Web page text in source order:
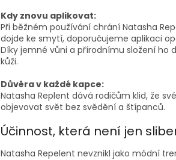
Kdy znovu aplikovat:
Při běžném používání chrání Natasha
dojde ke smytí, doporučujeme aplikaci
Díky jemné vůni a přírodnímu složení ho
kůži.
Důvěra v každé kapce:
Natasha Replent dává rodičům klid, že
objevovat svět bez svědění a štípanců.
Účinnost, která není jen
Natasha Repelent nevznikl jako módní